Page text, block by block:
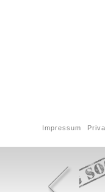
Impressum